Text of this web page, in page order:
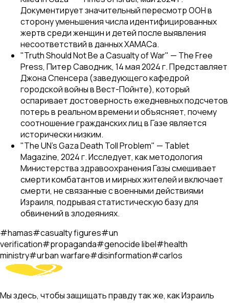
Документирует значительный пересмотр ООН в
сторону уменьшения числа идентифицированных
жертв среди женщин и детей после выявления
несоответствий в данных ХАМАСа.
"Truth Should Not Be a Casualty of War" — The Free
Press, Питер Саводник, 14 мая 2024 г. Представляет
Джона Спенсера (заведующего кафедрой
городской войны в Вест-Пойнте), который
оспаривает достоверность ежедневных подсчетов
потерь в реальном времени и объясняет, почему
соотношение гражданских лиц в Газе является
исторически низким.
"The UN's Gaza Death Toll Problem" — Tablet
Magazine, 2024 г. Исследует, как методология
Министерства здравоохранения Газы смешивает
смерти комбатантов и мирных жителей и включает
смерти, не связанные с военными действиями
Израиля, подрывая статистическую базу для
обвинений в злодеяниях.
#hamas#casualty figures#un
verification#propaganda#genocide libel#health
ministry#urban warfare#disinformation#carlos
Мы здесь, чтобы защищать правду так же, как Израиль